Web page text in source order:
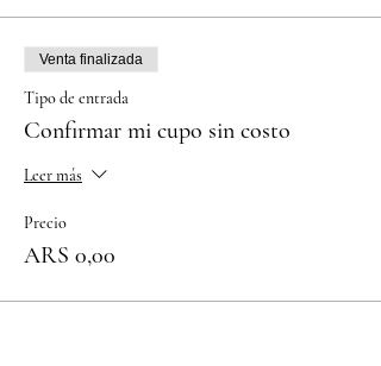
Venta finalizada
Tipo de entrada
Confirmar mi cupo sin costo
Leer más
Precio
ARS 0,00